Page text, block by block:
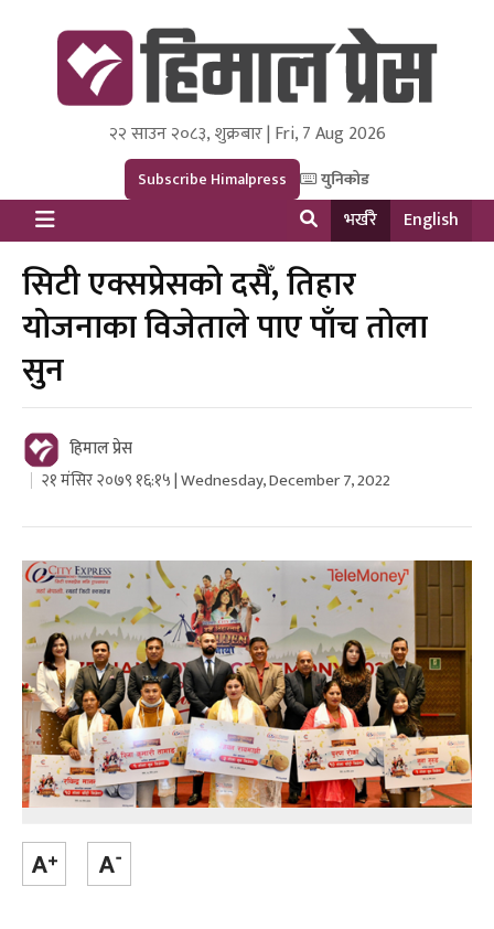
Himal Press
Dot NewsyNepal Media and Research Pvt Ltd.
२२ साउन २०८३, शुक्रबार | Fri, 7 Aug 2026
Subscribe Himalpress युनिकोड
भर्खरै English
सिटी एक्सप्रेसको दसैँ, तिहार
योजनाका विजेताले पाए पाँच तोला
सुन
हिमाल प्रेस
२१ मंसिर २०७९ १६:१५ | Wednesday, December 7, 2022